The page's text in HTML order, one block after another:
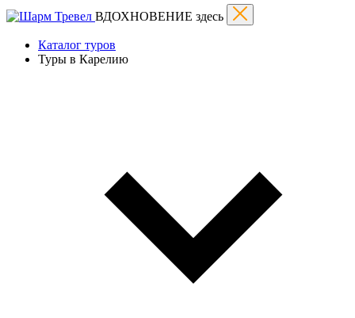
ВДОХНОВЕНИЕ здесь
Каталог туров
Туры в Карелию